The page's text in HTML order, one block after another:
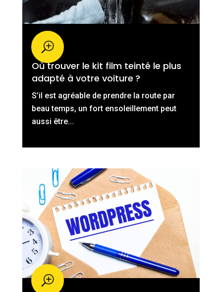
Où trouver le kit film teinté le plus
adapté à votre voiture ?
S’il est agréable de prendre la route par
beau temps, un fort ensoleillement peut
aussi être...